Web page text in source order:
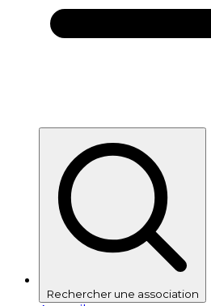
Rechercher une association